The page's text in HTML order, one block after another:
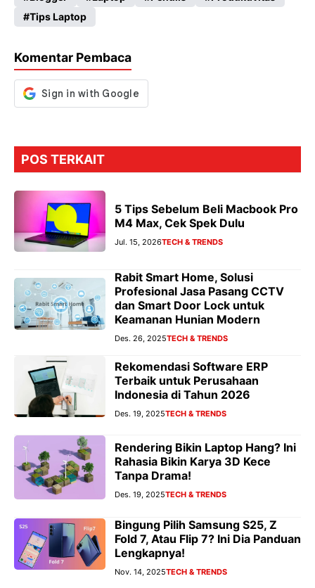
o
k
A
p
a
er
Tips Laptop
Komentar Pembaca
POS TERKAIT
5 Tips Sebelum Beli Macbook Pro
M4 Max, Cek Spek Dulu
Jul. 15, 2026TECH & TRENDS
Rabit Smart Home, Solusi
Profesional Jasa Pasang CCTV
dan Smart Door Lock untuk
Keamanan Hunian Modern
Des. 26, 2025TECH & TRENDS
Rekomendasi Software ERP
Terbaik untuk Perusahaan
Indonesia di Tahun 2026
Des. 19, 2025TECH & TRENDS
Rendering Bikin Laptop Hang? Ini
Rahasia Bikin Karya 3D Kece
Tanpa Drama!
Des. 19, 2025TECH & TRENDS
Bingung Pilih Samsung S25, Z
Fold 7, Atau Flip 7? Ini Dia Panduan
Lengkapnya!
Nov. 14, 2025TECH & TRENDS